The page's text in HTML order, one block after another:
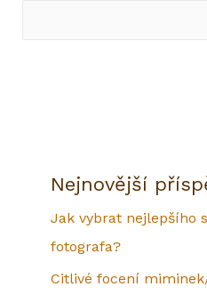
Nejnovější
Jak vybrat nejlepšího
fotografa?
Citlivé focení